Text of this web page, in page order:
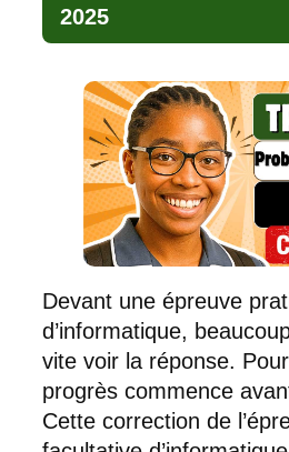
2025
Devant une épreuve
d’informatique,
vite voir la réponse.
progrès commence
Cette correction de